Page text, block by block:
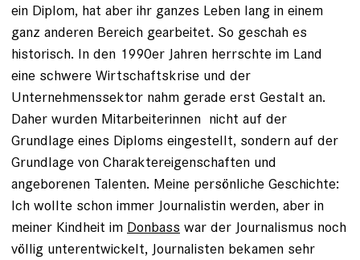
ein Diplom, hat aber ihr ganzes Leben lang in einem
ganz anderen Bereich gearbeitet. So geschah es
historisch. In den 1990er Jahren herrschte im Land
eine schwere Wirtschaftskrise und der
Unternehmenssektor nahm gerade erst Gestalt an.
Daher wurden Mitarbeiterinnen nicht auf der
Grundlage eines Diploms eingestellt, sondern auf der
Grundlage von Charaktereigenschaften und
angeborenen Talenten. Meine persönliche Geschichte:
Ich wollte schon immer Journalistin werden, aber in
meiner Kindheit im Donbass war der Journalismus noch
völlig unterentwickelt, Journalisten bekamen sehr